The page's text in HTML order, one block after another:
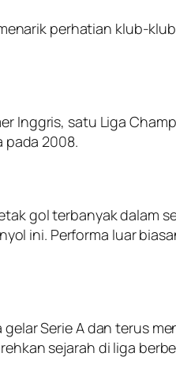
perhatian klub-
Inggris, satu Liga
pada 2008.
gol terbanyak dalam
ini. Performa luar
Serie A dan terus
sejarah di liga